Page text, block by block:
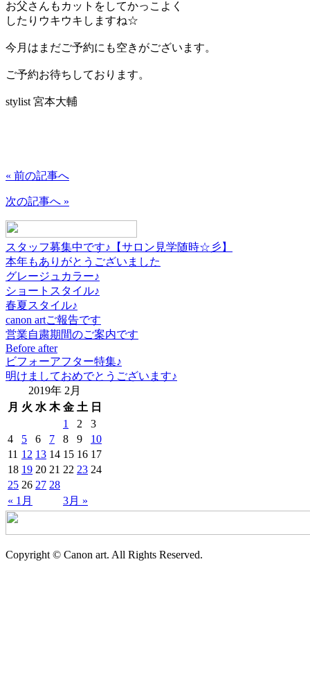
お父さんもカットをしてかっこよく
したりウキウキしますね☆
今月はまだご予約にも空きがございます。
ご予約お待ちしております。
stylist 宮本大輔
« 前の記事へ
次の記事へ »
スタッフ募集中です♪【サロン見学随時☆彡】
本年もありがとうございました
グレージュカラー♪
ショートスタイル♪
春夏スタイル♪
canon artご報告です
営業自粛期間のご案内です
Before after
ビフォーアフター特集♪
明けましておめでとうございます♪
2019年 2月
月 火 水 木 金 土 日
« 1月 3月 »
1 2
3
4
5 6 7 8 9
10
11 12 13 14 15 16 17
18 19 20 21 22 23 24
25 26 27 28
Copyright © Canon art. All Rights Reserved.